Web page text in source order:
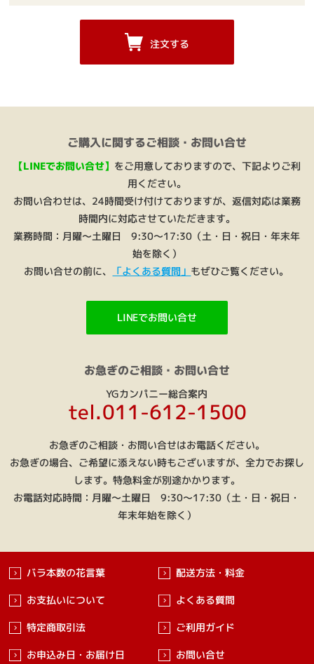
注文する
ご購入に関するご相談・お問い合せ
【LINEでお問い合せ】 をご用意しておりますので、下記よりご利
用ください。
お問い合わせは、24時間受け付けておりますが、返信対応は業務
時間内に対応させていただきます。
業務時間：月曜～土曜日 9:30～17:30（土・日・祝日・年末年
始を除く）
お問い合せの前に、 「よくある質問」 もぜひご覧ください。
LINEでお問い合せ
お急ぎのご相談・お問い合せ
YGカンパニー総合案内
tel.011-612-1500
お急ぎのご相談・お問い合せはお電話ください。
お急ぎの場合、ご希望に添えない時もございますが、全力でお探し
します。特急料金が別途かかります。
お電話対応時間：月曜～土曜日 9:30～17:30（土・日・祝日・
年末年始を除く）
バラ本数の花言葉 配送方法・料金
お支払いについて よくある質問
特定商取引法 ご利用ガイド
お申込み日・お届け日 お問い合せ